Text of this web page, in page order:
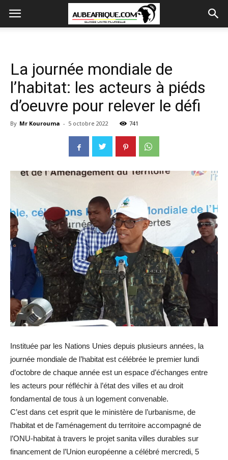
La journée mondiale de
l’habitat: les acteurs à piéds
d’oeuvre pour relever le défi
By Mr Kourouma - 5 octobre 2022 741
Instituée par les Nations Unies depuis plusieurs années, la
journée mondiale de l’habitat est célébrée le premier lundi
d’octobre de chaque année est un espace d’échanges entre
les acteurs pour réfléchir à l’état des villes et au droit
fondamental de tous à un logement convenable.
C’est dans cet esprit que le ministère de l’urbanisme, de
l’habitat et de l’aménagement du territoire accompagné de
l’ONU-habitat à travers le projet sanita villes durables sur
financement de l’Union européenne a célébré mercredi, 5